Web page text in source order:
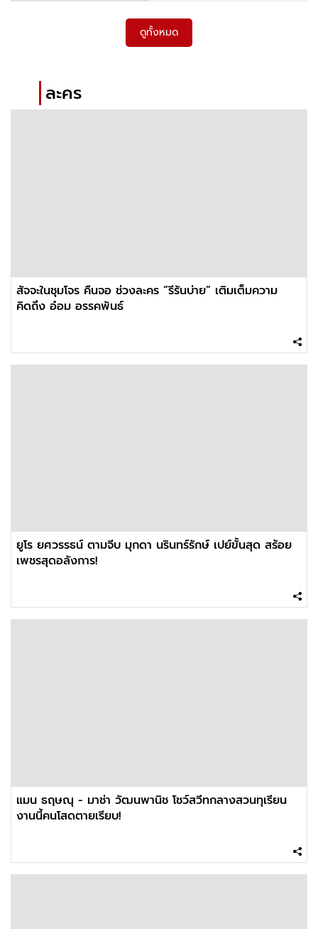
ดูทั้งหมด
ละคร
สัจจะในชุมโจร คืนจอ ช่วงละคร “รีรันบ่าย” เติมเต็มความ
คิดถึง อ๋อม อรรคพันธ์
ยูโร ยศวรรธน์ ตามจีบ มุกดา นรินทร์รักษ์ เปย์ขั้นสุด สร้อย
เพชรสุดอลังการ!
แมน ธฤษณุ - มาช่า วัฒนพานิช โชว์สวีทกลางสวนทุเรียน
งานนี้คนโสดตายเรียบ!